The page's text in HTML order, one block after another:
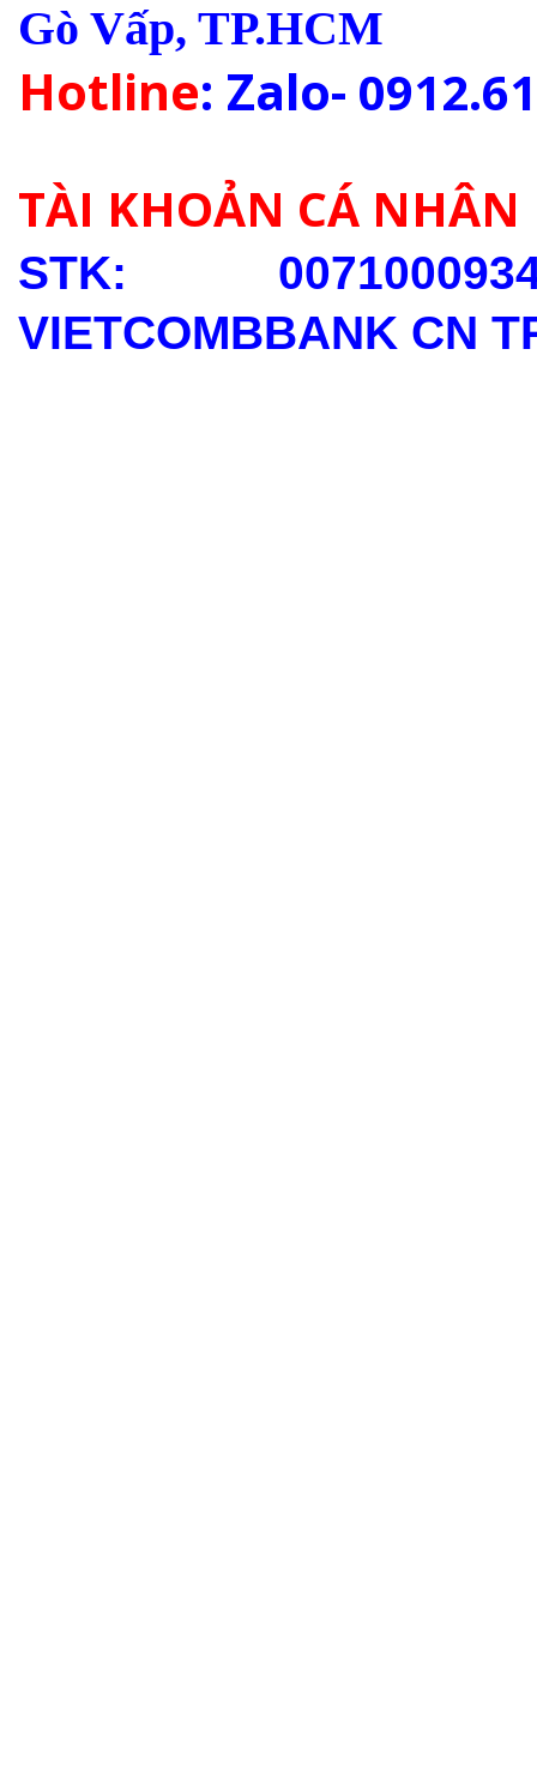
Gò Vấp, TP.HCM
Hotline: Zalo-
TÀI KHOẢN CÁ NHÂN
STK:
VIETCOMBBANK CN